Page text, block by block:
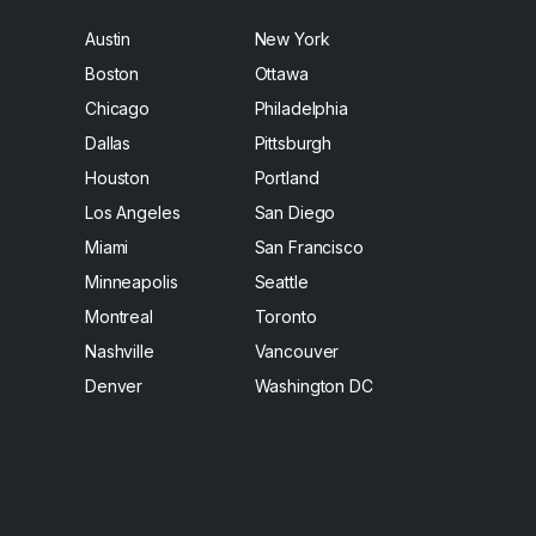
Austin
Boston
Chicago
Dallas
Houston
Los Angeles
Miami
Minneapolis
Montreal
Nashville
Denver
New York
Ottawa
Philadelphia
Pittsburgh
Portland
San Diego
San Francisco
Seattle
Toronto
Vancouver
Washington DC